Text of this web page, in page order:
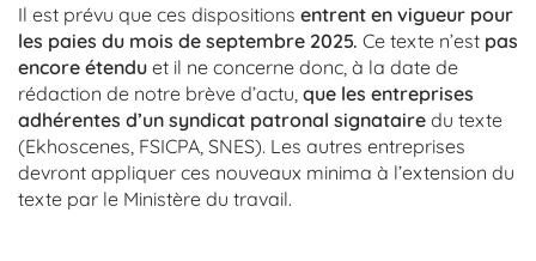
Il est prévu que ces dispositions entrent en vigueur pour
les paies du mois de septembre 2025. Ce texte n’est pas
encore étendu et il ne concerne donc, à la date de
rédaction de notre brève d’actu, que les entreprises
adhérentes d’un syndicat patronal signataire du texte
(Ekhoscenes, FSICPA, SNES). Les autres entreprises
devront appliquer ces nouveaux minima à l’extension du
texte par le Ministère du travail.